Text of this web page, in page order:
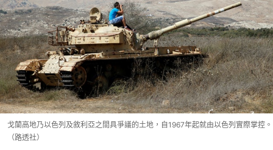
戈蘭高地乃以色列及敘利亞之間具爭議的土地，自1967年起就由以色列實際掌控。
（路透社）